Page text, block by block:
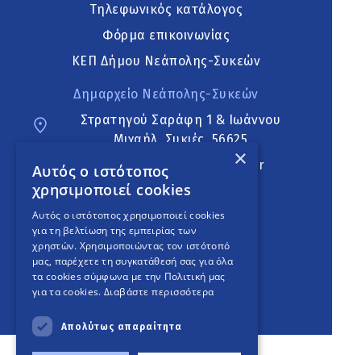
Τηλεφωνικός κατάλογος
Φόρμα επικοινωνίας
ΚΕΠ Δήμου Νεάπολης-Συκεών
Δημαρχείο Νεάπολης-Συκεών
Στρατηγού Σαράφη 1 & Ιωάννου
Μιχαήλ, Συκιές, 56625
neapoli.sykies@ddt.gov.gr
Ακολουθήστε
English Version
An project
×
Αυτός ο ιστότοπος
χρησιμοποιεί cookies
Αυτός ο ιστότοπος χρησιμοποιεί cookies
για τη βελτίωση της εμπειρίας των
χρηστών. Χρησιμοποιώντας τον ιστότοπό
μας, παρέχετε τη συγκατάθεσή σας για όλα
τα cookies σύμφωνα με την Πολιτική μας
για τα cookies. Διαβάστε περισσότερα
Απολύτως απαραίτητα